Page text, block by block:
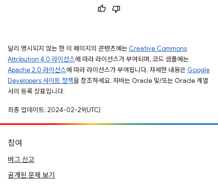
달리 명시되지 않는 한 이 페이지의 콘텐츠에는 Creative Commons
Attribution 4.0 라이선스에 따라 라이선스가 부여되며, 코드 샘플에는
Apache 2.0 라이선스에 따라 라이선스가 부여됩니다. 자세한 내용은 Google
Developers 사이트 정책을 참조하세요. 자바는 Oracle 및/또는 Oracle 계열
사의 등록 상표입니다.
최종 업데이트: 2024-02-29(UTC)
참여
버그 신고
공개된 문제 보기